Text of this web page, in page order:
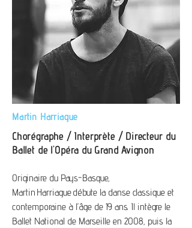
Martin Harriague
Chorégraphe / Interprète / Directeur du
Ballet de l'Opéra du Grand Avignon
Originaire du Pays-Basque,
Martin Harriague débute la danse classique et
contemporaine à l’âge de 19 ans. Il intègre le
Ballet National de Marseille en 2008, puis la